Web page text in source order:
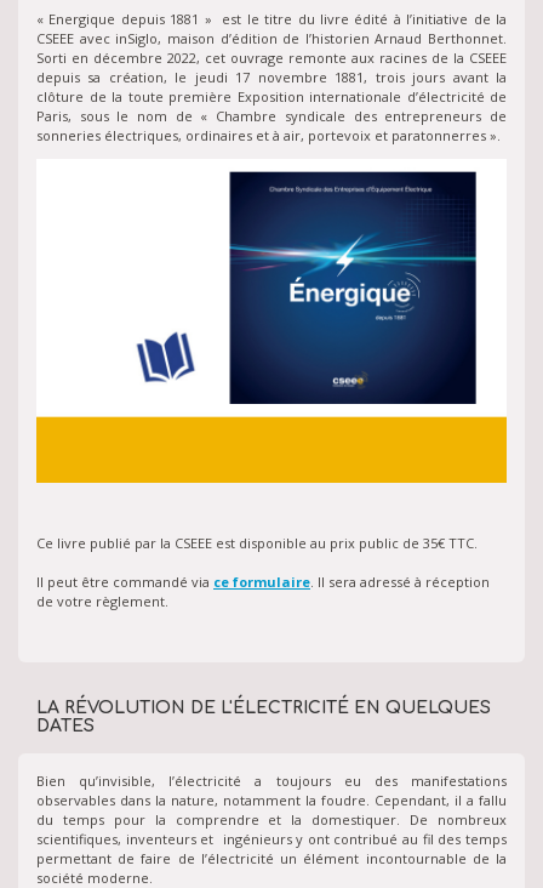
« Energique depuis 1881 » est le titre du livre édité à l’initiative de la
CSEEE avec inSiglo, maison d’édition de l’historien Arnaud Berthonnet.
Sorti en décembre 2022, cet ouvrage remonte aux racines de la CSEEE
depuis sa création, le jeudi 17 novembre 1881, trois jours avant la
clôture de la toute première Exposition internationale d’électricité de
Paris, sous le nom de « Chambre syndicale des entrepreneurs de
sonneries électriques, ordinaires et à air, portevoix et paratonnerres ».
Ce livre publié par la CSEEE est disponible au prix public de 35€ TTC.
Il peut être commandé via ce formulaire . Il sera adressé à réception
de votre règlement.
LA RÉVOLUTION DE L'ÉLECTRICITÉ EN QUELQUES
DATES
Bien qu’invisible, l’électricité a toujours eu des manifestations
observables dans la nature, notamment la foudre. Cependant, il a fallu
du temps pour la comprendre et la domestiquer. De nombreux
scientifiques, inventeurs et ingénieurs y ont contribué au fil des temps
permettant de faire de l’électricité un élément incontournable de la
société moderne.